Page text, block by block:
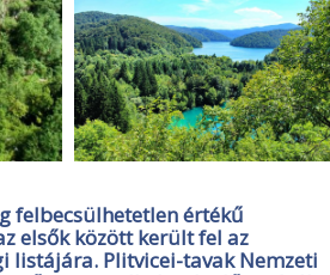
felbecsülhetetlen értékű
elsők között került fel az
listájára. Plitvicei-tavak Nemzeti